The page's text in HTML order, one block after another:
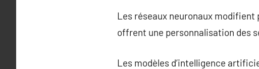
Les réseaux neuronaux
offrent une personnalisation des
Les modèles d’intelligence